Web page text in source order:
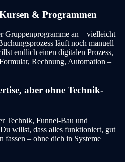
& Programmen
Gruppenprogramme an – vielleicht
läuft noch manuell
endlich einen digitalen Prozess,
Rechnung, Automation –
aber ohne Technik-
Technik, Funnel-Bau und
willst, dass alles funktioniert, gut
fassen – ohne dich in Systeme